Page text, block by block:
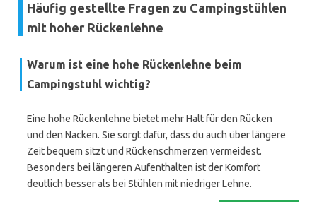
Häufig gestellte Fragen zu Campingstühlen
mit hoher Rückenlehne
Warum ist eine hohe Rückenlehne beim
Campingstuhl wichtig?
Eine hohe Rückenlehne bietet mehr Halt für den Rücken
und den Nacken. Sie sorgt dafür, dass du auch über längere
Zeit bequem sitzt und Rückenschmerzen vermeidest.
Besonders bei längeren Aufenthalten ist der Komfort
deutlich besser als bei Stühlen mit niedriger Lehne.